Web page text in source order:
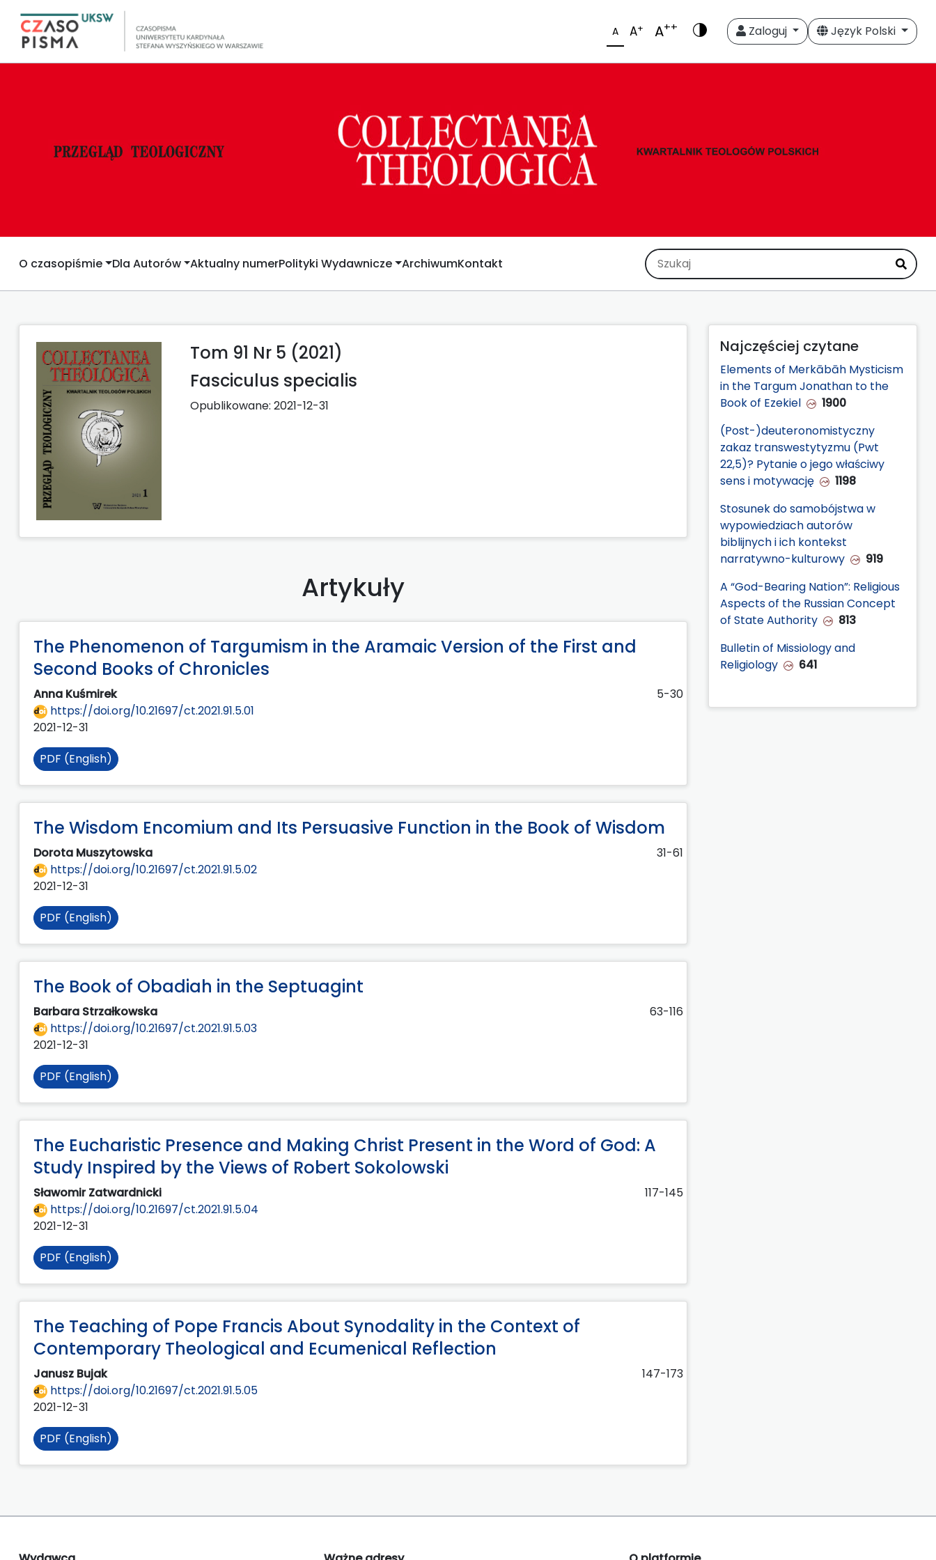
A A+ A++ Zaloguj Język Polski
O czasopiśmie Dla Autorów Aktualny numerPolityki Wydawnicze ArchiwumKontakt
Tom 91 Nr 5 (2021)
Fasciculus specialis
Opublikowane: 2021-12-31
Artykuły
The Phenomenon of Targumism in the Aramaic Version of the First and
Second Books of Chronicles
Anna Kuśmirek
5-30
https://doi.org/10.21697/ct.2021.91.5.01
2021-12-31
PDF (English)
The Wisdom Encomium and Its Persuasive Function in the Book of Wisdom
Dorota Muszytowska
31-61
https://doi.org/10.21697/ct.2021.91.5.02
2021-12-31
PDF (English)
The Book of Obadiah in the Septuagint
Barbara Strzałkowska
63-116
https://doi.org/10.21697/ct.2021.91.5.03
2021-12-31
PDF (English)
The Eucharistic Presence and Making Christ Present in the Word of God: A
Study Inspired by the Views of Robert Sokolowski
Sławomir Zatwardnicki
117-145
https://doi.org/10.21697/ct.2021.91.5.04
2021-12-31
PDF (English)
The Teaching of Pope Francis About Synodality in the Context of
Contemporary Theological and Ecumenical Reflection
Janusz Bujak
147-173
https://doi.org/10.21697/ct.2021.91.5.05
2021-12-31
PDF (English)
Najczęściej czytane
Elements of Merkābāh Mysticism
in the Targum Jonathan to the
Book of Ezekiel
1900
(Post-)deuteronomistyczny
zakaz transwestytyzmu (Pwt
22,5)? Pytanie o jego właściwy
sens i motywację
1198
Stosunek do samobójstwa w
wypowiedziach autorów
biblijnych i ich kontekst
narratywno-kulturowy
919
A “God-Bearing Nation”: Religious
Aspects of the Russian Concept
of State Authority
813
Bulletin of Missiology and
Religiology
641